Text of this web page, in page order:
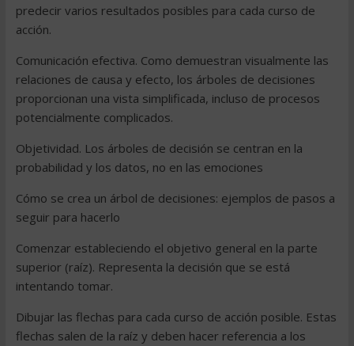
predecir varios resultados posibles para cada curso de
acción.
Comunicación efectiva. Como demuestran visualmente las
relaciones de causa y efecto, los árboles de decisiones
proporcionan una vista simplificada, incluso de procesos
potencialmente complicados.
Objetividad. Los árboles de decisión se centran en la
probabilidad y los datos, no en las emociones
Cómo se crea un árbol de decisiones: ejemplos de pasos a
seguir para hacerlo
Comenzar estableciendo el objetivo general en la parte
superior (raíz). Representa la decisión que se está
intentando tomar.
Dibujar las flechas para cada curso de acción posible. Estas
flechas salen de la raíz y deben hacer referencia a los